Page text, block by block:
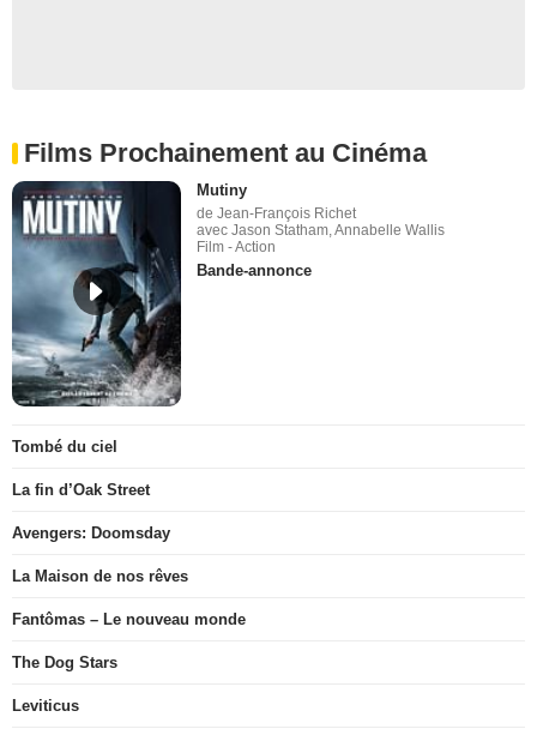
Films Prochainement au Cinéma
Mutiny
de Jean-François Richet
avec Jason Statham, Annabelle Wallis
Film - Action
Bande-annonce
Tombé du ciel
La fin d’Oak Street
Avengers: Doomsday
La Maison de nos rêves
Fantômas – Le nouveau monde
The Dog Stars
Leviticus